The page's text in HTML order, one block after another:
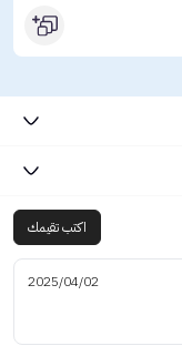
اكتب تقيمك
2025/04/02